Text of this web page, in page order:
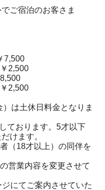
ご宿泊のお客さま
7,500
は土休日料金となりま
ております。5才以下
けます。
（18才以上）の同伴を
営業内容を変更させて
にてご案内させていた